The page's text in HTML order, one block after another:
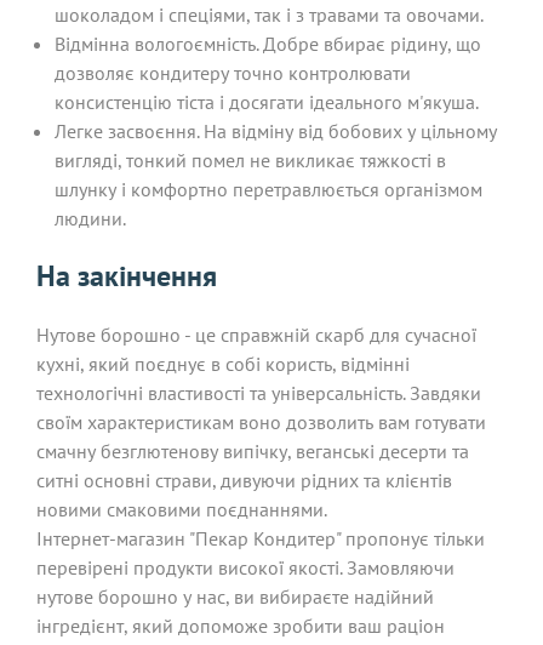
шоколадом і спеціями, так і з травами та овочами.
Відмінна вологоємність. Добре вбирає рідину, що
дозволяє кондитеру точно контролювати
консистенцію тіста і досягати ідеального м'якуша.
Легке засвоєння. На відміну від бобових у цільному
вигляді, тонкий помел не викликає тяжкості в
шлунку і комфортно перетравлюється організмом
людини.
На закінчення
Нутове борошно - це справжній скарб для сучасної
кухні, який поєднує в собі користь, відмінні
технологічні властивості та універсальність. Завдяки
своїм характеристикам воно дозволить вам готувати
смачну безглютенову випічку, веганські десерти та
ситні основні страви, дивуючи рідних та клієнтів
новими смаковими поєднаннями.
Інтернет-магазин "Пекар Кондитер" пропонує тільки
перевірені продукти високої якості. Замовляючи
нутове борошно у нас, ви вибираєте надійний
інгредієнт, який допоможе зробити ваш раціон